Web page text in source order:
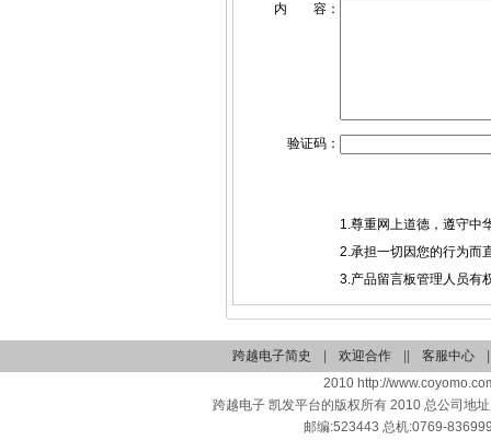
内 容：
验证码：
1.尊重网上道德，遵守中
2.承担一切因您的行为而
3.产品留言板管理人员有
跨越电子简史 欢迎合作 客服中心
2010 http://
跨越电子 凯发平台的版权所有 2010 总公司地
邮编:523443 总机:0769-